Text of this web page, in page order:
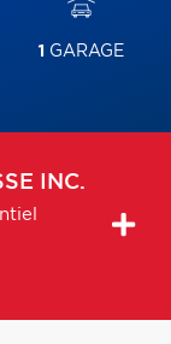
1 GARAGE
INC.